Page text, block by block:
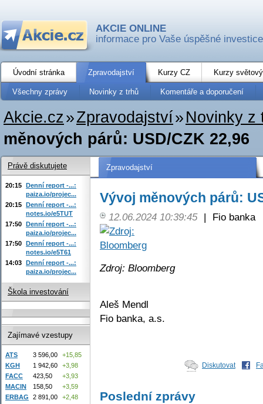
AKCIE ONLINE
informace pro Vaše úspěšné investice
Úvodní stránka Zpravodajství Kurzy CZ Kurzy
Všechny zprávy Novinky z trhů Komentáře a doporučení
Akcie.cz»Zpravodajství» Novinky z
měnových párů: USD/CZK 22,96
Zpravodajství
Vývoj měnových párů:
12.06.2024 10:39:45 | Fio banka
Zdroj: Bloomberg
Aleš Mendl
Fio banka, a.s.
Diskutovat
Poslední zprávy
Právě diskutujete
20:15 Denní report -...:
paiza.io/projec...
20:15 Denní report -...:
notes.io/e5TUT
17:50 Denní report -...:
paiza.io/projec...
17:50 Denní report -...:
notes.io/e5T61
14:03 Denní report -...:
paiza.io/projec...
Škola investování
Zajímavé vzestupy
ATS 3 596,00
+15,85
KGH
1 942,60
+3,98
FACC
423,50
+3,93
MACIN
158,50
+3,59
ERBAG
2 891,00 +2,48